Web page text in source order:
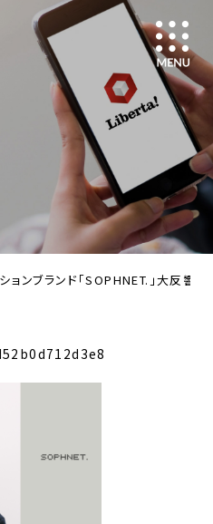
ョンブランド「SOPHNET.」大反響